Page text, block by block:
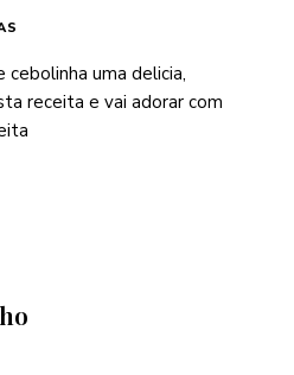
uma delicia,
receita e vai adorar com